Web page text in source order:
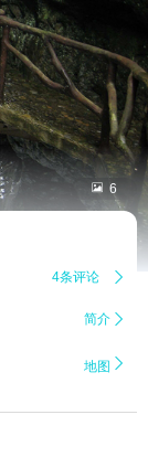
 6
4条评论 
简介 
地图 